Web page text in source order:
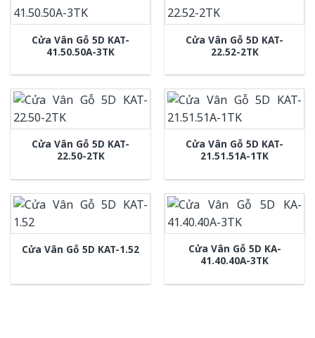
Cửa Vân Gỗ 5D KAT-
41.50.50A-3TK
Cửa Vân Gỗ 5D KAT-
22.52-2TK
Cửa Vân Gỗ 5D KAT-
22.50-2TK
Cửa Vân Gỗ 5D KAT-
21.51.51A-1TK
Cửa Vân Gỗ 5D KAT-1.52
Cửa Vân Gỗ 5D KA-
41.40.40A-3TK